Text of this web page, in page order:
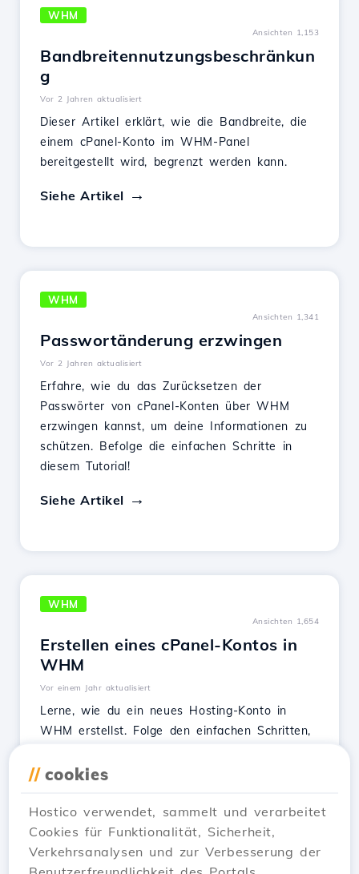
WHM
Ansichten 1,153
Bandbreitennutzungsbeschränkun
g
Vor 2 Jahren aktualisiert
Dieser Artikel erklärt, wie die Bandbreite, die
einem cPanel-Konto im WHM-Panel
bereitgestellt wird, begrenzt werden kann.
Siehe Artikel
WHM
Ansichten 1,341
Passwortänderung erzwingen
Vor 2 Jahren aktualisiert
Erfahre, wie du das Zurücksetzen der
Passwörter von cPanel-Konten über WHM
erzwingen kannst, um deine Informationen zu
schützen. Befolge die einfachen Schritte in
diesem Tutorial!
Siehe Artikel
WHM
Ansichten 1,654
Erstellen eines cPanel-Kontos in
WHM
Vor einem Jahr aktualisiert
Lerne, wie du ein neues Hosting-Konto in
WHM erstellst. Folge den einfachen Schritten,
das Dienstleistungspaket anzupassen.
Siehe Artikel
// cookies
Hostico verwendet, sammelt und verarbeitet
Cookies für Funktionalität, Sicherheit,
Verkehrsanalysen und zur Verbesserung der